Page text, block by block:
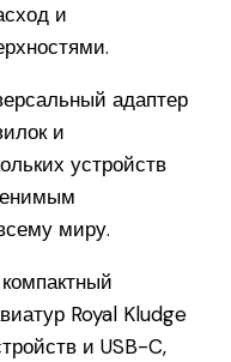
и
адаптер
и
устройств
миру.
Royal Kludge
и USB-C,